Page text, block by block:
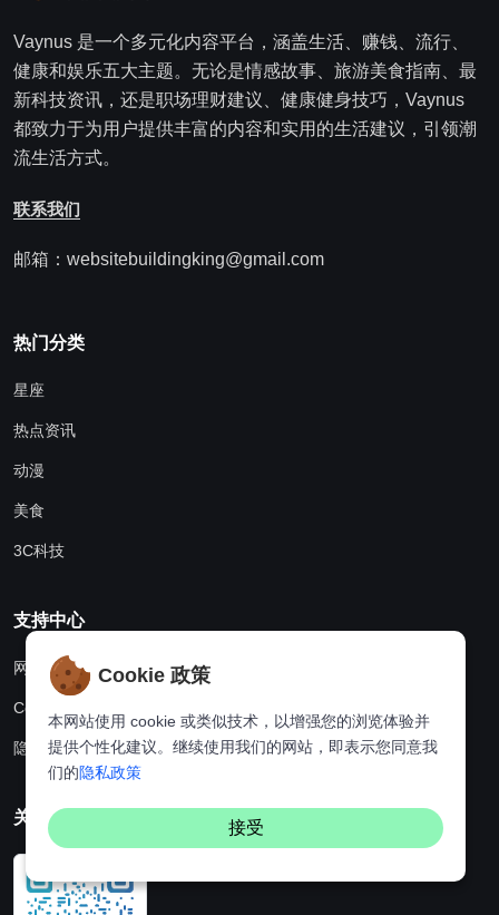
Vaynus 是一个多元化内容平台，涵盖生活、赚钱、流行、
健康和娱乐五大主题。无论是情感故事、旅游美食指南、最
新科技资讯，还是职场理财建议、健康健身技巧，Vaynus
都致力于为用户提供丰富的内容和实用的生活建议，引领潮
流生活方式。
联系我们
邮箱：websitebuildingking@gmail.com
热门分类
星座
热点资讯
动漫
美食
3C科技
支持中心
网站地图
Cookie政策
隐私政策
关注我们
Cookie 政策
本网站使用 cookie 或类似技术，以增强您的浏览体验并
提供个性化建议。继续使用我们的网站，即表示您同意我
们的隐私政策
接受